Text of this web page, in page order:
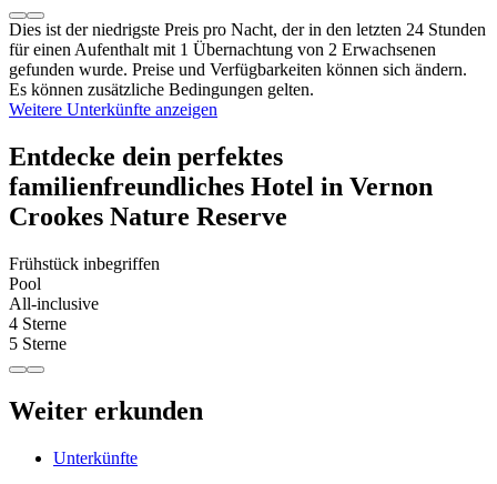
Dies ist der niedrigste Preis pro Nacht, der in den letzten 24 Stunden
für einen Aufenthalt mit 1 Übernachtung von 2 Erwachsenen
gefunden wurde. Preise und Verfügbarkeiten können sich ändern.
Es können zusätzliche Bedingungen gelten.
Weitere Unterkünfte anzeigen
Entdecke dein perfektes
familienfreundliches Hotel in Vernon
Crookes Nature Reserve
Frühstück inbegriffen
Pool
All-inclusive
4 Sterne
5 Sterne
Weiter erkunden
Unterkünfte